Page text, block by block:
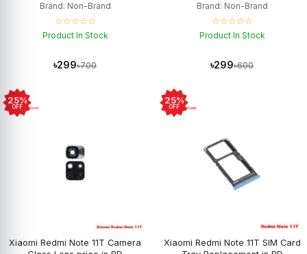
Brand: Non-Brand
☆☆☆☆☆
Product In Stock
৳299৳700
Brand: Non-Brand
☆☆☆☆☆
Product In Stock
৳299৳600
25%
OFF
Xiaomi Redmi Note 11T Camera
25%
OFF
Xiaomi Redmi Note 11T SIM Card